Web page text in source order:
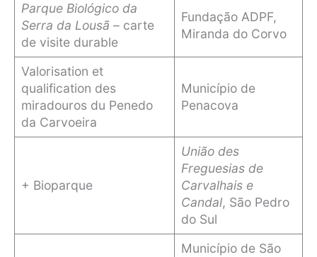
Parque Biológico da
Serra da Lousã– carte
de visite durable
Fundação ADPF,
Miranda do Corvo
Valorisation et
qualification des
miradouros du Penedo
da Carvoeira
Município de
Penacova
+ Bioparque
União des
Freguesias de
Carvalhais e
Candal, São Pedro
do Sul
Município de São